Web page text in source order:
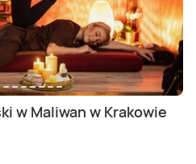
w Maliwan w Krakowie